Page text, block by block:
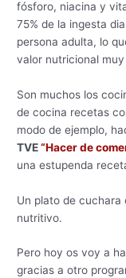
fósforo, niacina y
75% de la ingesta
persona adulta, lo
valor nutricional
Son muchos los
de cocina recetas
modo de ejemplo,
TVE“Hacer de
una estupenda
Un plato de
nutritivo.
Pero hoy os voy a
gracias a otro